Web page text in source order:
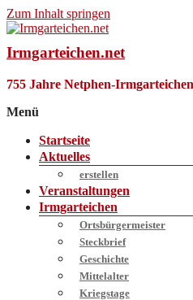
Zum Inhalt springen
Irmgarteichen.net
755 Jahre Netphen-
Menü
Startseite
Aktuelles
erstellen
Veranstaltungen
Irmgarteichen
Ortsbürgermeister
Steckbrief
Geschichte
Mittelalter
Kriegstage